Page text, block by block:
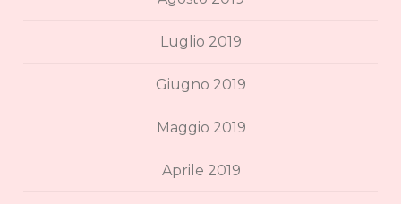
Luglio 2019
Giugno 2019
Maggio 2019
Aprile 2019